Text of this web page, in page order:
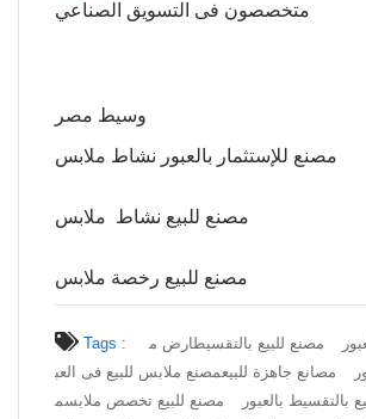
وسيط مصر
مصنع للإستثمار بالعبور نشاط ملابس
مصنع للبيع نشاط ملابس
مصنع للبيع رخصة ملابس
Tags : مصنع للبيع بالتقسيطارض م
مصانع جاهزة للبيعمصنع ملابس للبيع فى العب
بالتقسيط بالعبور مصنع للبيع تخصص ملابسم